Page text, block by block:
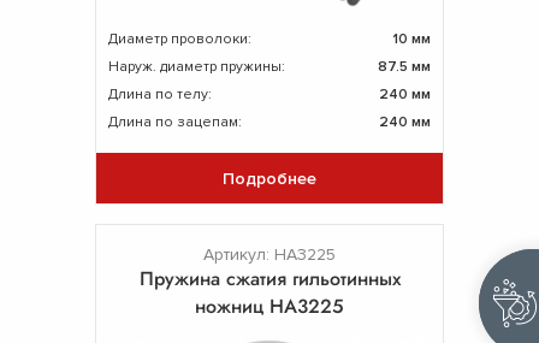
Диаметр проволоки:
10 мм
Наруж. диаметр пружины:
87.5 мм
Длина по телу:
240 мм
Длина по зацепам:
240 мм
Подробнее
Артикул: НА3225
Пружина сжатия гильотинных
ножниц НА3225